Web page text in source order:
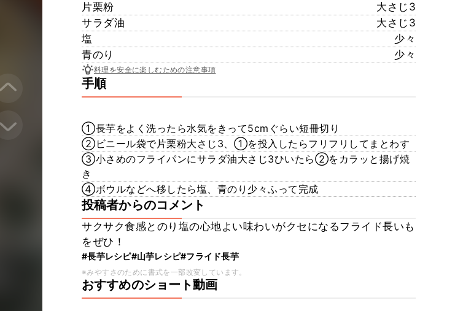
片栗粉
大さじ3
サラダ油
大さじ3
塩
少々
青のり
少々
料理を安全に楽しむための注意事項
手順
①長芋をよく洗ったら水気をきって5cmぐらい短冊切り
②ビニール袋で片栗粉大さじ3、①を投入したらフリフリしてまとわす
③小さめのフライパンにサラダ油大さじ3ひいたら②をカラッと揚げ焼
き
④ボウルなどへ移したら塩、青のり少々ふって完成
投稿者からのコメント
サクサク食感とのり塩の心地よい味わいがクセになるフライド長いも
をぜひ！
#長芋レシピ#山芋レシピ#フライド長芋
※みやすさのために書式を一部改変しています。
おすすめのショート動画